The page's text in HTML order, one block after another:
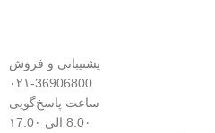
پشتیبانی و فروش
۰۲۱-36906800
ساعت پاسخ‌گویی
8:0۰ الی ۱7:0۰